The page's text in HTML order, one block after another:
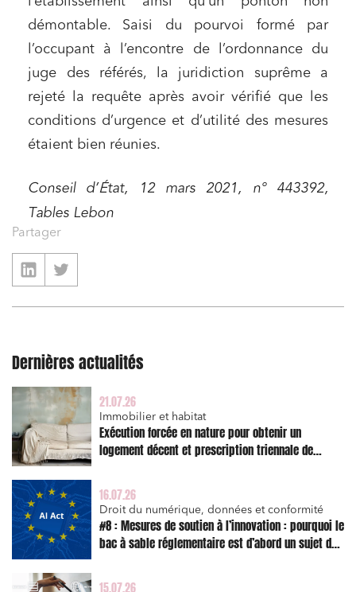
démontable. Saisi du pourvoi formé par
l’occupant à l’encontre de l’ordonnance du
juge des référés, la juridiction suprême a
rejeté la requête après avoir vérifié que les
conditions d’urgence et d’utilité des mesures
étaient bien réunies.
Conseil d’État, 12 mars 2021, n° 443392,
Tables Lebon
Partager
Dernières actualités
21.07.26
Immobilier et habitat
Exécution forcée en nature pour obtenir un
logement décent et prescription triennale de
16.07.26
Droit du numérique, données et conformité
#8 : Mesures de soutien à l’innovation : pourquoi le
bac à sable réglementaire est d’abord un sujet de
15.07.26